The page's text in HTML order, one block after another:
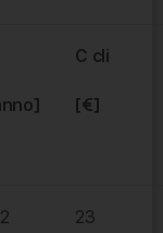
C cli
[€]
23